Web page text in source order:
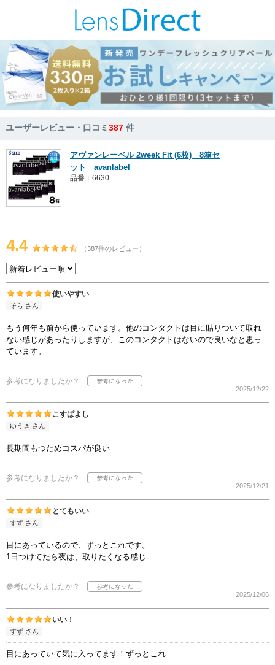
ユーザーレビュー・口コミ387 件
アヴァンレーベル 2week Fit (6枚) 8箱セ
ット avanlabel
品番：6630
4.4 （387件のレビュー）
使いやすい
そら さん
もう何年も前から使っています。他のコンタクトは目に貼りついて取れ
ない感じがあったりしますが、このコンタクトはないので良いなと思っ
ています。
参考になりましたか？
2025/12/22
こすぱよし
ゆうき さん
長期間もつためコスパが良い
参考になりましたか？
2025/12/21
とてもいい
すず さん
目にあっているので、ずっとこれです。
1日つけてたら夜は、取りたくなる感じ
参考になりましたか？
2025/12/06
いい！
すず さん
目にあっていて気に入ってます！ずっとこれ